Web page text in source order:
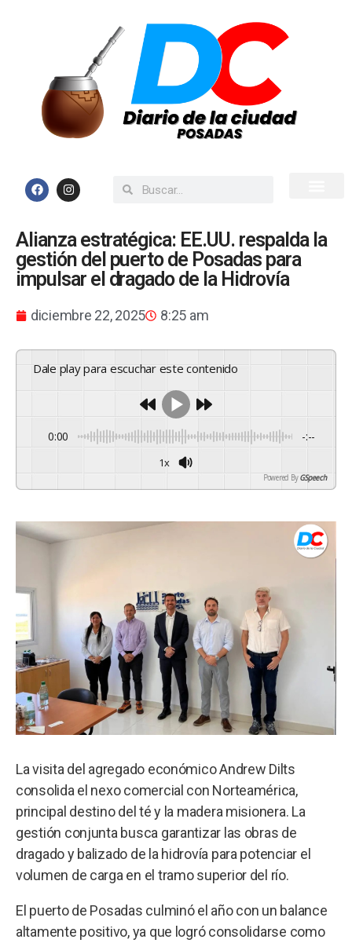
Alianza estratégica: EE.UU. respalda la
gestión del puerto de Posadas para
impulsar el dragado de la Hidrovía
diciembre 22, 2025 8:25 am
Dale play para escuchar este contenido
0:00 -:--
1x
Powered By GSpeech
La visita del agregado económico Andrew Dilts
consolida el nexo comercial con Norteamérica,
principal destino del té y la madera misionera. La
gestión conjunta busca garantizar las obras de
dragado y balizado de la hidrovía para potenciar el
volumen de carga en el tramo superior del río.
El puerto de Posadas culminó el año con un balance
altamente positivo, ya que logró consolidarse como